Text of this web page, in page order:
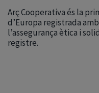
Arç Cooperativa és la
d’Europa registrada
l’assegurança ètica i
registre.